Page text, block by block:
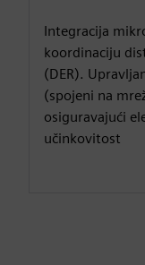
Integracija
koordinaciju
(DER).
(spojeni na
osiguravajući
učinkovitost